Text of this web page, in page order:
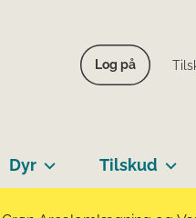
Log på
Dyr Tilskud